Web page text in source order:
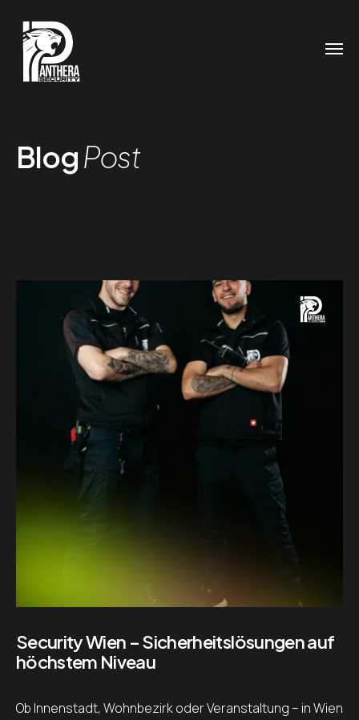
BlogPost
Security Wien – Sicherheitslösungen auf
höchstem Niveau
Ob Innenstadt, Wohnbezirk oder Veranstaltung – in Wien